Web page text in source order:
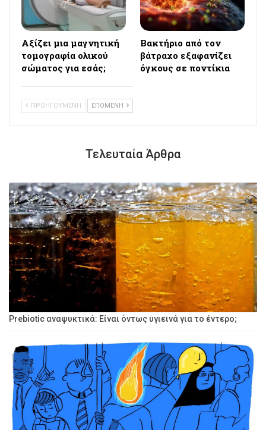
Αξίζει μια μαγνητική
τομογραφία ολικού
σώματος για εσάς;
Βακτήριο από τον
βάτραχο εξαφανίζει
όγκους σε ποντίκια
ΠΡΟΗΓΟΥΜΕΝΗ ΕΠΟΜΕΝΗ
Τελευταία Άρθρα
Prebiotic αναψυκτικά: Είναι όντως υγιεινά για το έντερο;